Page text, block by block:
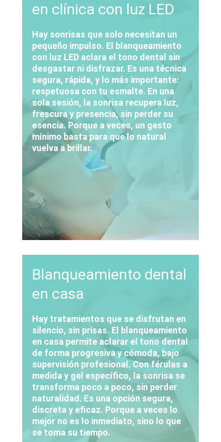
en clínica con luz LED
Hay sonrisas que solo necesitan un
pequeño impulso. El blanqueamiento
con luz LED aclara el tono dental sin
desgastar ni disfrazar. Es una técnica
segura, rápida, y lo más importante:
respetuosa con tu esmalte. En una
sola sesión, la sonrisa recupera luz,
frescura y presencia, sin perder su
esencia. Porque a veces, un gesto
mínimo basta para que lo natural
vuelva a brillar.
Blanqueamiento dental
en casa
Hay tratamientos que se disfrutan en
silencio, sin prisas. El blanqueamiento
en casa permite aclarar el tono dental
de forma progresiva y cómoda, bajo
supervisión profesional. Con férulas a
medida y gel específico, la sonrisa se
transforma poco a poco, sin perder
naturalidad. Es una opción segura,
discreta y eficaz. Porque a veces lo
mejor no es lo inmediato, sino lo que
se toma su tiempo.